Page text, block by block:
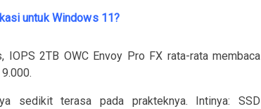
untuk Windows 11?
IOPS 2TB OWC Envoy Pro FX rata-rata membaca
sedikit terasa pada prakteknya. Intinya: SSD